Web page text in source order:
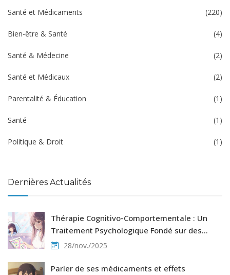
Santé et Médicaments (220)
Bien-être & Santé (4)
Santé & Médecine (2)
Santé et Médicaux (2)
Parentalité & Éducation (1)
Santé (1)
Politique & Droit (1)
Dernières Actualités
Thérapie Cognitivo-Comportementale : Un
Traitement Psychologique Fondé sur des
Preuves
28/nov./2025
Parler de ses médicaments et effets